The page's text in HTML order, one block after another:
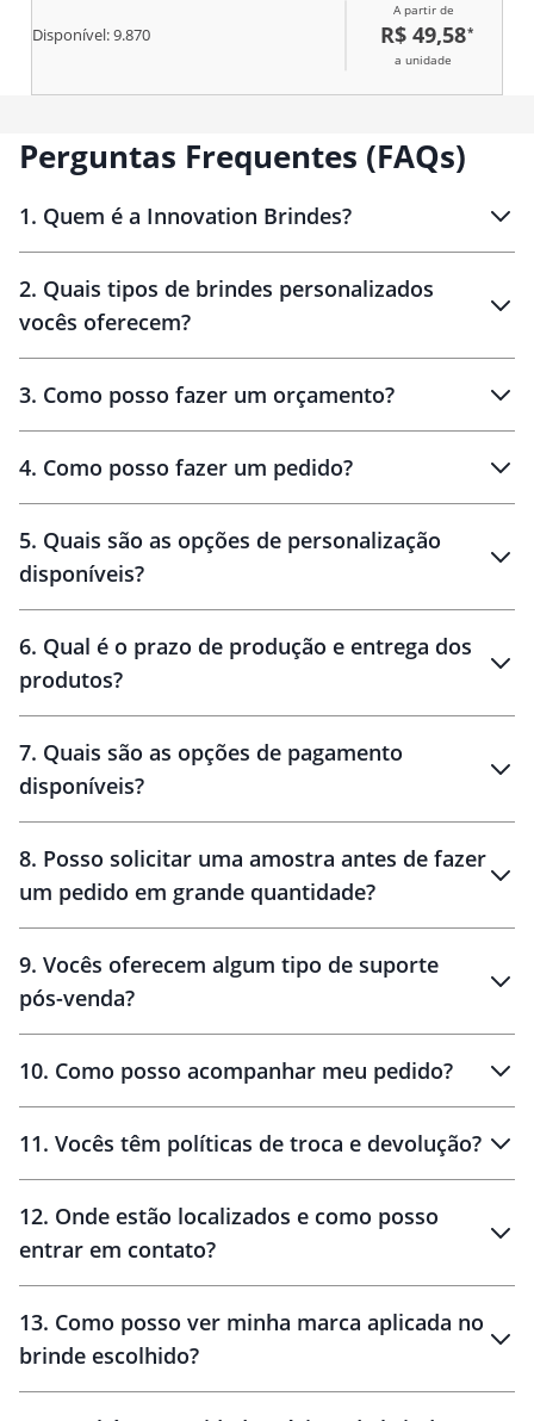
Disponível:9.870
A partir de
R$ 49,58*
a unidade
Perguntas Frequentes (FAQs)
1. Quem é a Innovation Brindes?
Brindes personalizados
2. Quais tipos de brindes personalizados
vocês oferecem?
personalizados
3. Como posso fazer um orçamento?
brinde
personalização
4. Como posso fazer um pedido?
amostra virtual
5. Quais são as opções de personalização
disponíveis?
6. Qual é o prazo de produção e entrega dos
produtos?
10 dias
brinde
48 horas
7. Quais são as opções de pagamento
disponíveis?
8. Posso solicitar uma amostra antes de fazer
um pedido em grande quantidade?
amostras
9. Vocês oferecem algum tipo de suporte
pós-venda?
10. Como posso acompanhar meu pedido?
11. Vocês têm políticas de troca e devolução?
30 dias
12. Onde estão localizados e como posso
entrar em contato?
13. Como posso ver minha marca aplicada no
brinde escolhido?